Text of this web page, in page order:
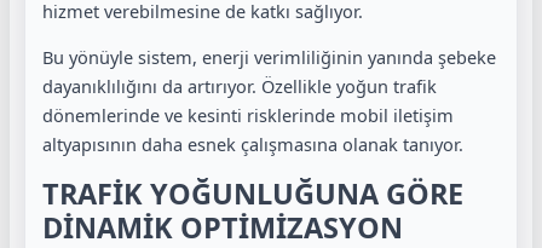
hizmet verebilmesine de katkı sağlıyor.
Bu yönüyle sistem, enerji verimliliğinin yanında şebeke
dayanıklılığını da artırıyor. Özellikle yoğun trafik
dönemlerinde ve kesinti risklerinde mobil iletişim
altyapısının daha esnek çalışmasına olanak tanıyor.
TRAFİK YOĞUNLUĞUNA GÖRE
DİNAMİK OPTİMİZASYON